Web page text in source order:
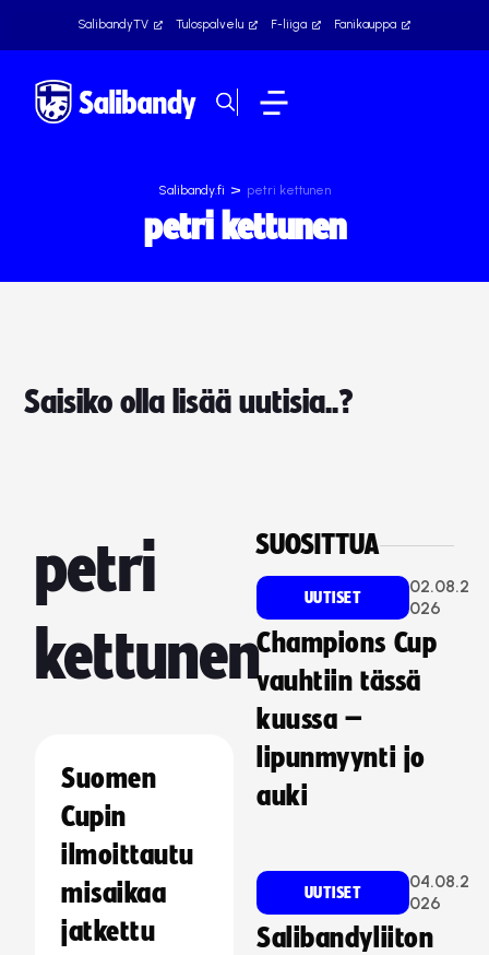
SalibandyTV Tulospalvelu F-liiga Fanikauppa
Salibandy.fi > petri kettunen
petri kettunen
Saisiko olla lisää uutisia..?
petri
kettunen
Suomen
Cupin
ilmoittautu
misaikaa
jatkettu
SUOSITTUA
UUTISET
02.08.2
026
Champions Cup
vauhtiin tässä
kuussa –
lipunmyynti jo
auki
UUTISET
04.08.2
026
Salibandyliiton